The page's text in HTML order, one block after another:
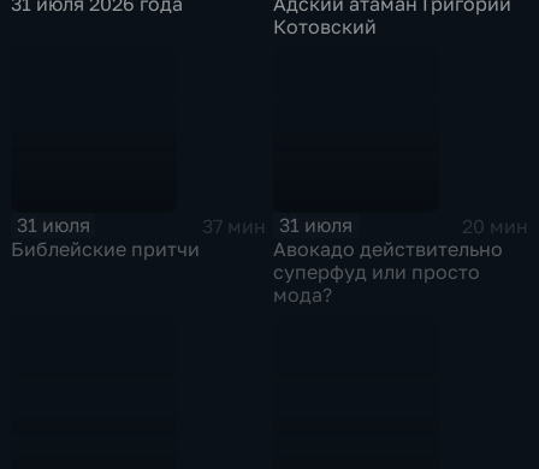
Котовский
31 июля
37 мин
Библейские притчи
31 июля
20 мин
Авокадо действительно
суперфуд или просто
мода?